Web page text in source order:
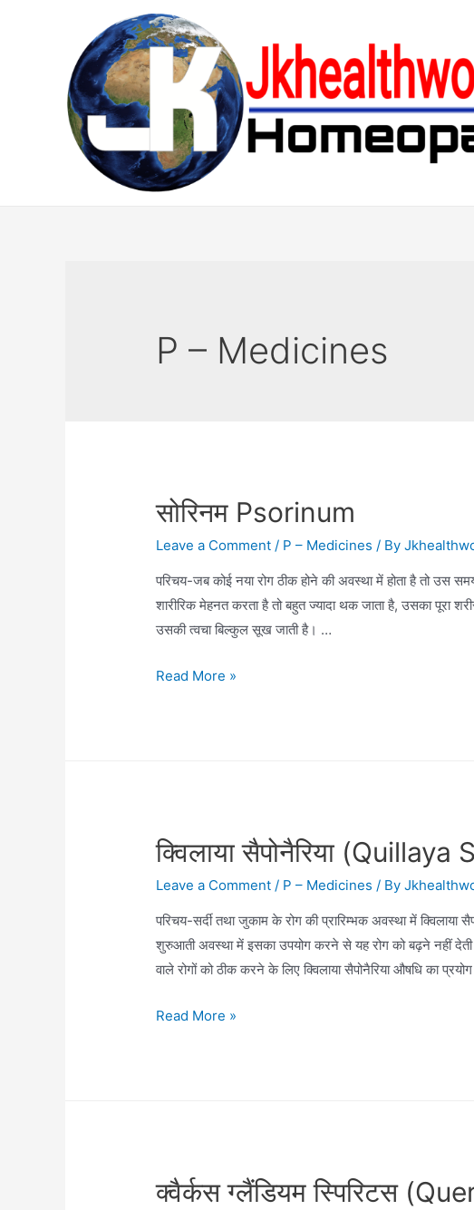
P – Medicines
सोरिनम Psorinum
Leave a Comment / P – Medicines / By
परिचय-जब कोई नया रोग ठीक होने की अवस्था में होता है तो उस
शारीरिक मेहनत करता है तो बहुत ज्यादा थक जाता है, उसका पूरा
उसकी त्वचा बिल्कुल सूख जाती है। …
सोरिनम
Read More »
क्विलाया सैपोनैरिया
Leave a Comment / P – Medicines / By
परिचय-सर्दी तथा जुकाम के रोग की प्रारिम्भक अवस्था में क्विलाया
शुरुआती अवस्था में इसका उपयोग करने से यह रोग को बढ़ने नहीं
वाले रोगों को ठीक करने के लिए क्विलाया सैपोनैरिया औषधि का
क्विलाया
Read More »
क्वैर्कस ग्लैंडियम स्पिरिटस